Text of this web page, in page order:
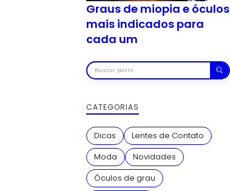
Graus de miopia e óculos
mais indicados para
cada um
Buscar
posts
CATEGORIAS
Dicas
Lentes de Contato
Moda
Novidades
Óculos de grau